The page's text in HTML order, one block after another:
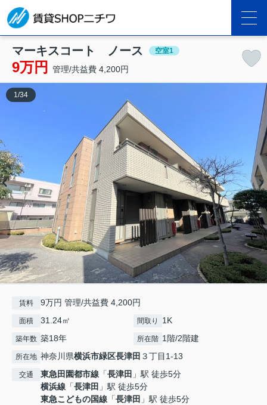
マーキスコート ノース 空室1
9万円 管理/共益費 4,200円
1 /34
賃料 9万円 管理/共益費 4,200円
面積 31.24㎡ 間取り 1K
築年数 築18年 所在階 1階/2階建
所在地 神奈川県横浜市緑区長津田 ３丁目1-13
交通 東急田園都市線 「長津田 」駅 徒歩5分
横浜線 「長津田 」駅 徒歩5分
東急こどもの国線 「長津田 」駅 徒歩5分